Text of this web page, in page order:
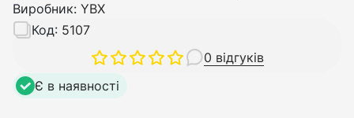
Виробник: YBX
0 відгуків
Код: 5107
Є в наявності